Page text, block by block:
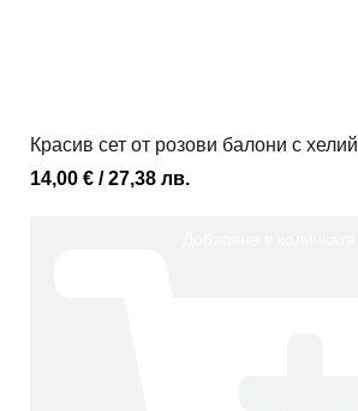
Красив сет от розови балони с хелий
14,00 € / 27,38 лв.